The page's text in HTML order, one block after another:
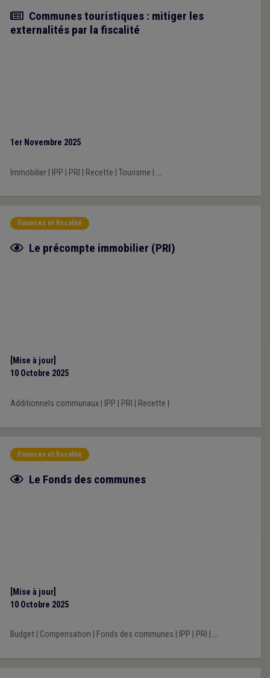
Article
Communes touristiques : mitiger les
externalités par la fiscalité
1er Novembre 2025
Immobilier| IPP PRI Recette Tourisme ...
Finances et fiscalité
Fiche focus
Le précompte immobilier (PRI)
[Mise à jour]
10 Octobre 2025
Additionnels communaux| IPP PRI Recette
Finances et fiscalité
Fiche focus
Le Fonds des communes
[Mise à jour]
10 Octobre 2025
Budget| Compensation Fonds des communes IPP PRI ...